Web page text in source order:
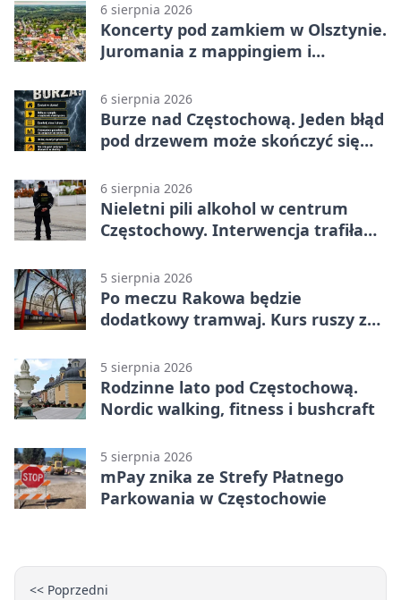
6 sierpnia 2026
Koncerty pod zamkiem w Olsztynie.
Juromania z mappingiem i
6 sierpnia 2026
Burze nad Częstochową. Jeden błąd
pod drzewem może skończyć się
6 sierpnia 2026
Nieletni pili alkohol w centrum
Częstochowy. Interwencja trafiła
5 sierpnia 2026
Po meczu Rakowa będzie
dodatkowy tramwaj. Kurs ruszy ze
5 sierpnia 2026
Rodzinne lato pod Częstochową.
Nordic walking, fitness i bushcraft
5 sierpnia 2026
mPay znika ze Strefy Płatnego
Parkowania w Częstochowie
<< Poprzedni